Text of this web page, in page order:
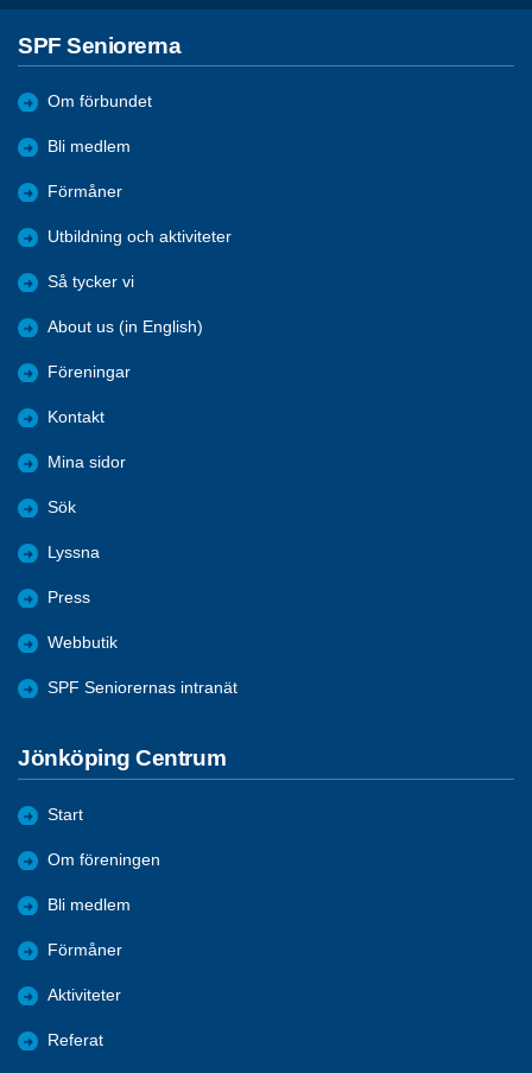
SPF Seniorerna
Om förbundet
Bli medlem
Förmåner
Utbildning och aktiviteter
Så tycker vi
About us (in English)
Föreningar
Kontakt
Mina sidor
Sök
Lyssna
Press
Webbutik
SPF Seniorernas intranät
Jönköping Centrum
Start
Om föreningen
Bli medlem
Förmåner
Aktiviteter
Referat